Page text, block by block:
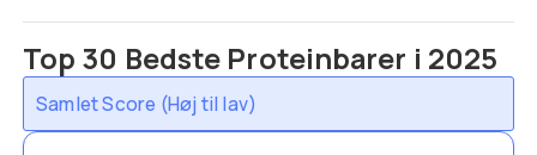
Top 30 Bedste Proteinbarer i 2025